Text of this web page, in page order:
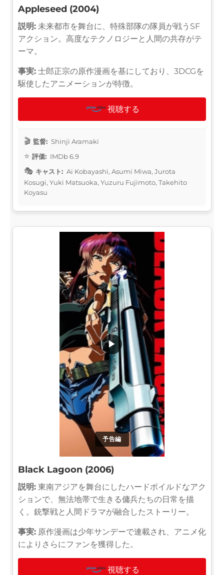
Appleseed (2004)
説明: 未来都市を舞台に、特殊部隊の隊員が戦うSF
アクション。高度なテクノロジーと人間の共存がテ
ーマ。
事実: 士郎正宗の原作漫画を基にしており、3DCGを
駆使したアニメーションが特徴。
視聴する
監督: Shinji Aramaki
評価: IMDb 6.9
キャスト: Ai Kobayashi, Asumi Miwa, Jurota
Kosugi, Yuki Matsuoka, Yuzuru Fujimoto, Takehito
Koyasu
予告編
▶
Black Lagoon (2006)
説明: 東南アジアを舞台にしたハードボイルドなアク
ションで、無法地帯で生きる傭兵たちの日常を描
く。銃撃戦と人間ドラマが融合したストーリー。
事実: 原作漫画は少年サンデーで連載され、アニメ化
によりさらにファンを獲得した。
視聴する